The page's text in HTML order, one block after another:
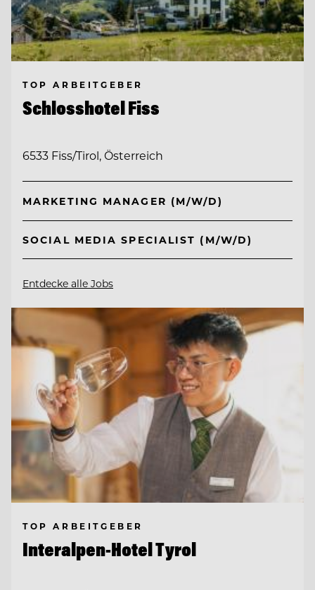
TOP ARBEITGEBER
Schlosshotel Fiss
6533 Fiss/Tirol, Österreich
MARKETING MANAGER (M/W/D)
SOCIAL MEDIA SPECIALIST (M/W/D)
Entdecke alle Jobs
TOP ARBEITGEBER
Interalpen-Hotel Tyrol